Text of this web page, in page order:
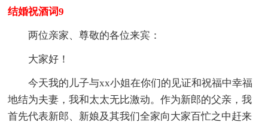
结婚祝酒词9
两位亲家、尊敬的各位来宾：
大家好！
今天我的儿子与xx小姐在你们的见证和祝福中幸福
地结为夫妻，我和太太无比激动。作为新郎的父亲，我
首先代表新郎、新娘及其我们全家向大家百忙之中赶来